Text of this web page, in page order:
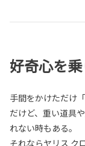
好奇心を乗
手間をかけただけ
だけど、重い道具
れない時もある。
それならヤリス ク